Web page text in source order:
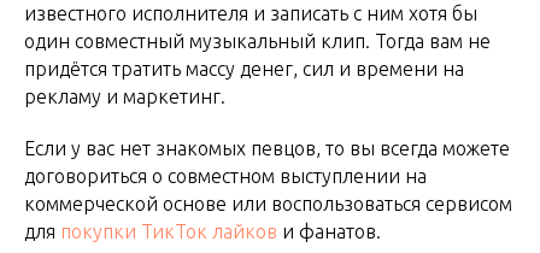
известного исполнителя и записать с ним хотя бы
один совместный музыкальный клип. Тогда вам не
придётся тратить массу денег, сил и времени на
рекламу и маркетинг.
Если у вас нет знакомых певцов, то вы всегда можете
договориться о совместном выступлении на
коммерческой основе или воспользоваться сервисом
для покупки ТикТок лайков и фанатов.